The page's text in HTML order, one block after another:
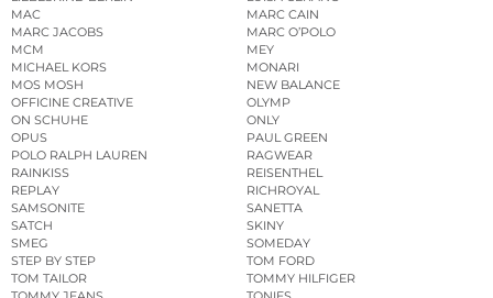
MAC
MARC CAIN
MARC JACOBS
MARC O’POLO
MCM
MEY
MICHAEL KORS
MONARI
MOS MOSH
NEW BALANCE
OFFICINE CREATIVE
OLYMP
ON SCHUHE
ONLY
OPUS
PAUL GREEN
POLO RALPH LAUREN
RAGWEAR
RAINKISS
REISENTHEL
REPLAY
RICHROYAL
SAMSONITE
SANETTA
SATCH
SKINY
SMEG
SOMEDAY
STEP BY STEP
TOM FORD
TOM TAILOR
TOMMY HILFIGER